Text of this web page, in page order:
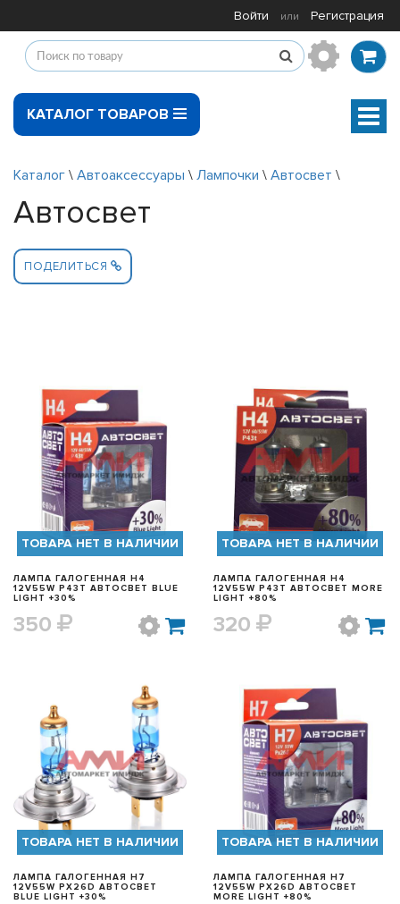
Войти или Регистрация
КАТАЛОГ ТОВАРОВ
Каталог \ Автоаксессуары \ Лампочки \ Автосвет \
Автосвет
ПОДЕЛИТЬСЯ
БЫСТРЫЙ ПРОСМОТР
ТОВАРА НЕТ В НАЛИЧИИ
ЛАМПА ГАЛОГЕННАЯ H4
12V55W P43T АВТОСВЕТ BLUE
LIGHT +30%
350
БЫСТРЫЙ ПРОСМОТР
ТОВАРА НЕТ В НАЛИЧИИ
ЛАМПА ГАЛОГЕННАЯ H4
12V55W P43T АВТОСВЕТ MORE
LIGHT +80%
320
БЫСТРЫЙ ПРОСМОТР
ТОВАРА НЕТ В НАЛИЧИИ
ЛАМПА ГАЛОГЕННАЯ H7
12V55W PX26D АВТОСВЕТ
BLUE LIGHT +30%
БЫСТРЫЙ ПРОСМОТР
ТОВАРА НЕТ В НАЛИЧИИ
ЛАМПА ГАЛОГЕННАЯ H7
12V55W PX26D АВТОСВЕТ
MORE LIGHT +80%